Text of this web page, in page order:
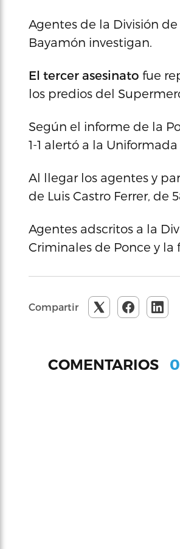
Agentes de la División
Bayamón investigan.
El tercer asesinato fue
los predios del
Según el informe de la
1-1 alertó a la
Al llegar los agentes y
de Luis Castro Ferrer, de
Agentes adscritos a la
Criminales de Ponce y la
Compartir
COMENTARIOS 0